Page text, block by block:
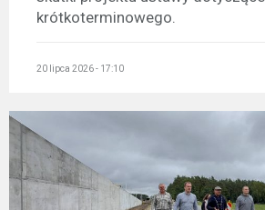
krótkoterminowego.
20 lipca 2026 - 17:10